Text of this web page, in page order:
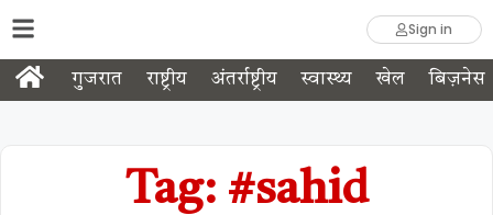
Sign in
गुजरात राष्ट्रीय अंतर्राष्ट्रीय स्वास्थ्य खेल बिज़नेस
Tag: #sahid